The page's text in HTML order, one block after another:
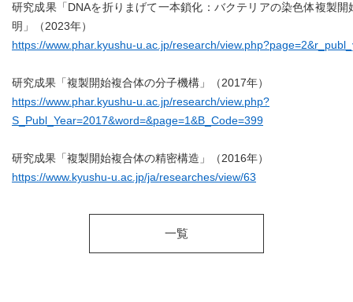
研究成果「DNAを折りまげて一本鎖化：バクテリアの染色体複製
明」（2023年）
https://www.phar.kyushu-u.ac.jp/research/
研究成果「複製開始複合体の分子機構」（2017年）
https://www.phar.kyushu-u.ac.jp/research/view.php?
S_Publ_Year=2017&word=&page=1&B_Code=399
研究成果「複製開始複合体の精密構造」（2016年）
https://www.kyushu-u.ac.jp/ja/researches/view/63
一覧